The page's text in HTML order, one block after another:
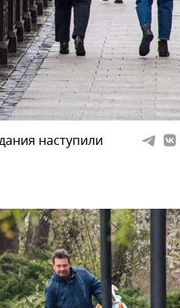
наступили